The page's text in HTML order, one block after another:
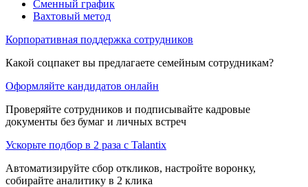
Сменный график
Вахтовый метод
Корпоративная поддержка сотрудников
Какой соцпакет вы предлагаете семейным сотрудникам?
Оформляйте кандидатов онлайн
Проверяйте сотрудников и подписывайте кадровые
документы без бумаг и личных встреч
Ускорьте подбор в 2 раза с Talantix
Автоматизируйте сбор откликов, настройте воронку,
собирайте аналитику в 2 клика